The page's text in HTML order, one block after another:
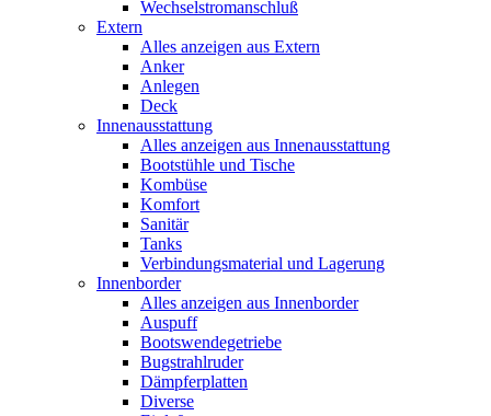
Wechselstromanschluß
Extern
Alles anzeigen aus Extern
Anker
Anlegen
Deck
Innenausstattung
Alles anzeigen aus Innenausstattung
Bootstühle und Tische
Kombüse
Komfort
Sanitär
Tanks
Verbindungsmaterial und Lagerung
Innenborder
Alles anzeigen aus Innenborder
Auspuff
Bootswendegetriebe
Bugstrahlruder
Dämpferplatten
Diverse